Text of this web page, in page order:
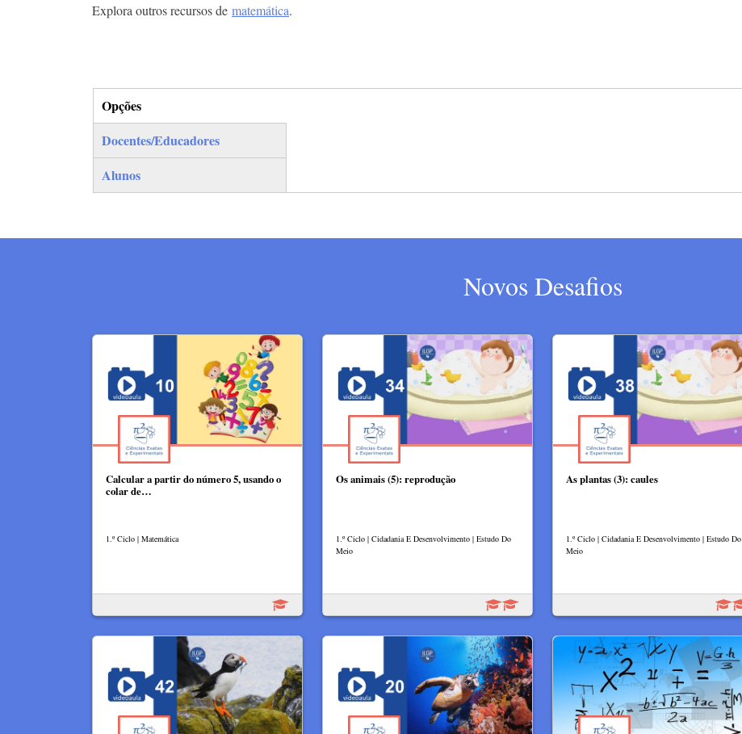
Explora outros recursos de matemática.
Opções
(separador ativo)
Docentes/Educadores
Alunos
Novos Desafios
Calcular a partir do número 5, usando o
colar de…
1.º Ciclo | Matemática
Os animais (5): reprodução
1.º Ciclo | Cidadania E Desenvolvimento | Estudo Do
Meio
As plantas (3): caules
1.º Ciclo | Cidadania E Desenvolvimento | Estudo Do
Meio